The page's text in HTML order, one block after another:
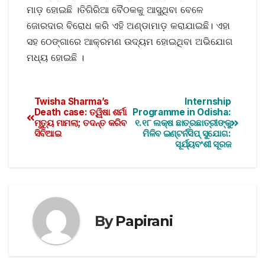
ମାଡ଼ ହୋଇଛି ।ତିଗିରିଆ ବୈଠକକୁ ଆସୁଥିବା ବେଳେ
ଜୋରଦାର ବିରୋଧ କରି ଏହି ଅଣ୍ଡାମାଡ଼ କରାଯାଇଛି। ଏହା
ସହ ଠେଙ୍ଗାରେ ଆକ୍ରମଣ ଉଦ୍ୟମ ହୋଇଥିବା ଅଭିଯୋଗ
ମଧ୍ୟ ହୋଇଛି ।
Internship
Programme in Odisha:
୧.୧୮ ଲକ୍ଷ ଛାତ୍ରଛାତ୍ରୀଙ୍କୁ
ମିଳିବ ଇଣ୍ଟର୍ନସିପ୍‌ ସୁଯୋଗ:
ସୂର୍ଯ୍ୟବଂଶୀ ସୂରଜ
Twisha Sharma’s
Death case: ତ୍ୱିଷା ଶର୍ମା
ମୃତ୍ୟୁ ମାମଲା; ତଦନ୍ତ କରିବ
ସିବିଆଇ
ByPapirani